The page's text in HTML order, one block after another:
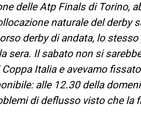
delle Atp Finals di Torino,
naturale del derby
derby di andata, lo
sera. Il sabato non si
Italia e avevamo
alle 12.30 della
di deflusso visto che la